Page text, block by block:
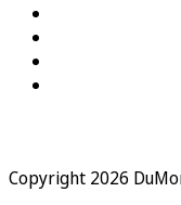
Copyright 2026